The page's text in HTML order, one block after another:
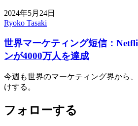
2024年5月24日
Ryoko Tasaki
世界マーケティング短信：
ンが4000万人を達成
今週も世界のマーケティング界から
けする。
フォローする